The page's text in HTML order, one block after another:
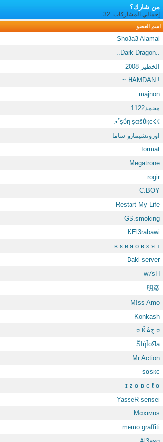
من شارك؟
إجمالي المشاركات: 32
اسم العضو
Sho3a3 Alamal
..Dark Dragon..
الخطير 2008
! HAMDAN ~
majnon
محمد1122
☇☇şΰŋ-şαŝΰқє῏•.
اوروتشيمارو ساما
format
Megatrone
rogir
C.BOY
Restart My Life
GS.smoking
KEl3rabawi
в ε и я о в ε я т
Đaki server
w7sH
明彦
M!ss Amo
Konkash
¤ ǨǺɀ ¤
ŜIήĬoЯā
Mr.Action
ѕαѕкє
ɪ z α в є ℓ α
YasseR-sensei
Mαxιмυѕ
memo graffiti